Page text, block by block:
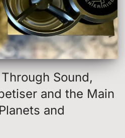
Sound,
and the Main
and